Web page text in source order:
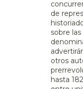
de
sobre
otros
hasta